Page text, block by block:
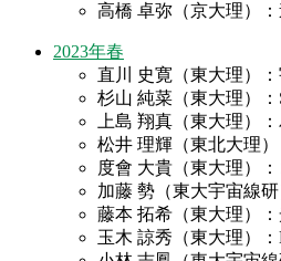
高橋 卓弥（京大理）
2023年春
直川 史寛（東大理）
杉山 純菜（東大理）
上島 翔真（東大理）
松井 理輝（東北大理
度會 大貴（東大理）
加藤 勢（東大宇宙線
藤本 拓希（東大理）
玉木 諒秀（東大理）